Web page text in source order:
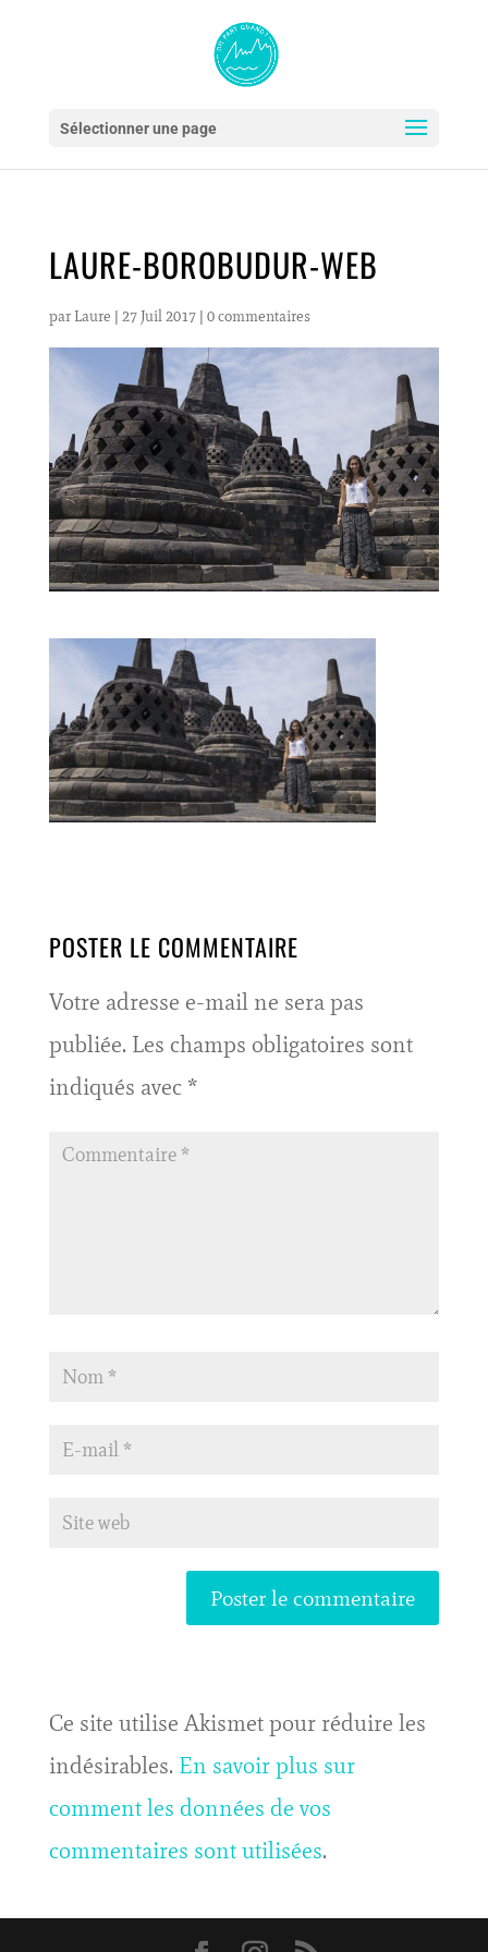
Sélectionner une page
LAURE-BOROBUDUR-WEB
par Laure | 27 Juil 2017| 0 commentaires
POSTER LE COMMENTAIRE
Votre adresse e-mail ne sera pas
publiée. Les champs obligatoires sont
indiqués avec *
Ce site utilise Akismet pour réduire les
indésirables. En savoir plus sur
comment les données de vos
commentaires sont utilisées.